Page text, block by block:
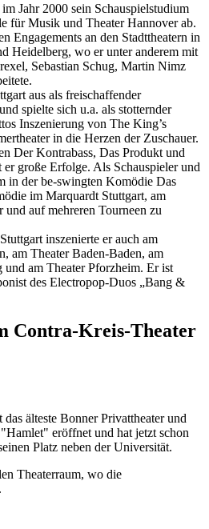
Jahr 2000 sein Schauspielstudium
für Musik und Theater Hannover ab.
Engagements an den Stadttheatern in
Heidelberg, wo er unter anderem mit
Sebastian Schug, Martin Nimz
aus als freischaffender
spielte sich u.a. als stotternder
Inszenierung von The King’s
in die Herzen der Zuschauer.
Der Kontrabass, Das Produkt und
große Erfolge. Als Schauspieler und
in der be-swingten Komödie Das
im Marquardt Stuttgart, am
auf mehreren Tourneen zu
inszenierte er auch am
am Theater Baden-Baden, am
am Theater Pforzheim. Er ist
des Electropop-Duos „Bang &
Contra-Kreis-Theater
älteste Bonner Privattheater und
eröffnet und hat jetzt schon
Platz neben der Universität.
Theaterraum, wo die